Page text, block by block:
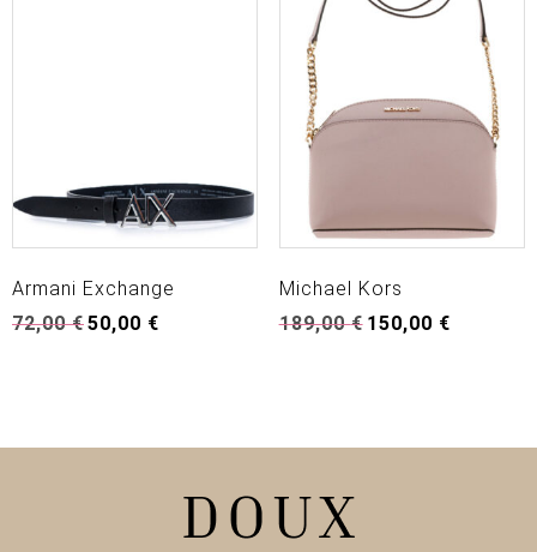
Armani Exchange
72,00€Original
50,00 €
Michael Kors
189,00€ Original
150,00 €Η